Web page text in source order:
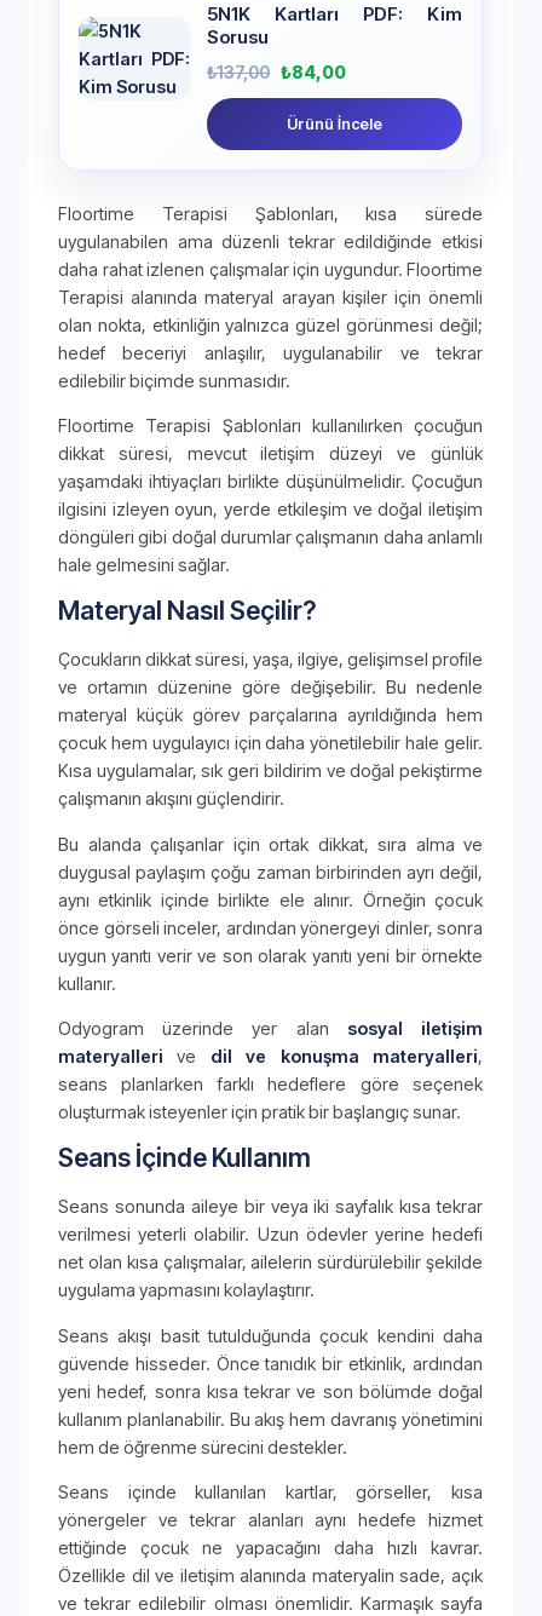
5N1K Kartları PDF: Kim
Sorusu
₺137,00 ₺84,00
Ürünü İncele
Floortime Terapisi Şablonları, kısa sürede
uygulanabilen ama düzenli tekrar edildiğinde etkisi
daha rahat izlenen çalışmalar için uygundur. Floortime
Terapisi alanında materyal arayan kişiler için önemli
olan nokta, etkinliğin yalnızca güzel görünmesi değil;
hedef beceriyi anlaşılır, uygulanabilir ve tekrar
edilebilir biçimde sunmasıdır.
Floortime Terapisi Şablonları kullanılırken çocuğun
dikkat süresi, mevcut iletişim düzeyi ve günlük
yaşamdaki ihtiyaçları birlikte düşünülmelidir. Çocuğun
ilgisini izleyen oyun, yerde etkileşim ve doğal iletişim
döngüleri gibi doğal durumlar çalışmanın daha anlamlı
hale gelmesini sağlar.
Materyal Nasıl Seçilir?
Çocukların dikkat süresi, yaşa, ilgiye, gelişimsel profile
ve ortamın düzenine göre değişebilir. Bu nedenle
materyal küçük görev parçalarına ayrıldığında hem
çocuk hem uygulayıcı için daha yönetilebilir hale gelir.
Kısa uygulamalar, sık geri bildirim ve doğal pekiştirme
çalışmanın akışını güçlendirir.
Bu alanda çalışanlar için ortak dikkat, sıra alma ve
duygusal paylaşım çoğu zaman birbirinden ayrı değil,
aynı etkinlik içinde birlikte ele alınır. Örneğin çocuk
önce görseli inceler, ardından yönergeyi dinler, sonra
uygun yanıtı verir ve son olarak yanıtı yeni bir örnekte
kullanır.
Odyogram üzerinde yer alan sosyal iletişim
materyalleri ve dil ve konuşma materyalleri,
seans planlarken farklı hedeflere göre seçenek
oluşturmak isteyenler için pratik bir başlangıç sunar.
Seans İçinde Kullanım
Seans sonunda aileye bir veya iki sayfalık kısa tekrar
verilmesi yeterli olabilir. Uzun ödevler yerine hedefi
net olan kısa çalışmalar, ailelerin sürdürülebilir şekilde
uygulama yapmasını kolaylaştırır.
Seans akışı basit tutulduğunda çocuk kendini daha
güvende hisseder. Önce tanıdık bir etkinlik, ardından
yeni hedef, sonra kısa tekrar ve son bölümde doğal
kullanım planlanabilir. Bu akış hem davranış yönetimini
hem de öğrenme sürecini destekler.
Seans içinde kullanılan kartlar, görseller, kısa
yönergeler ve tekrar alanları aynı hedefe hizmet
ettiğinde çocuk ne yapacağını daha hızlı kavrar.
Özellikle dil ve iletişim alanında materyalin sade, açık
ve tekrar edilebilir olması önemlidir. Karmaşık sayfa